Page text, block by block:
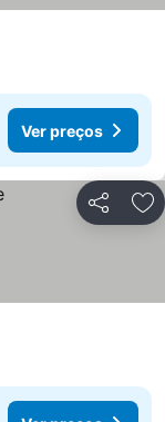
Ver preços
Partilhar